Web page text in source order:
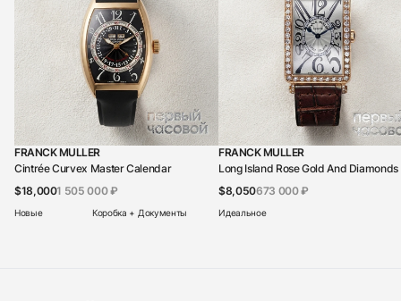
FRANCK MULLER
Cintrée Curvex Master Calendar
$18,0001 505 000 ₽
Новые Коробка + Документы
FRANCK MULLER
Long Island Rose Gold And Diamonds
$8,050673 000 ₽
Идеальное